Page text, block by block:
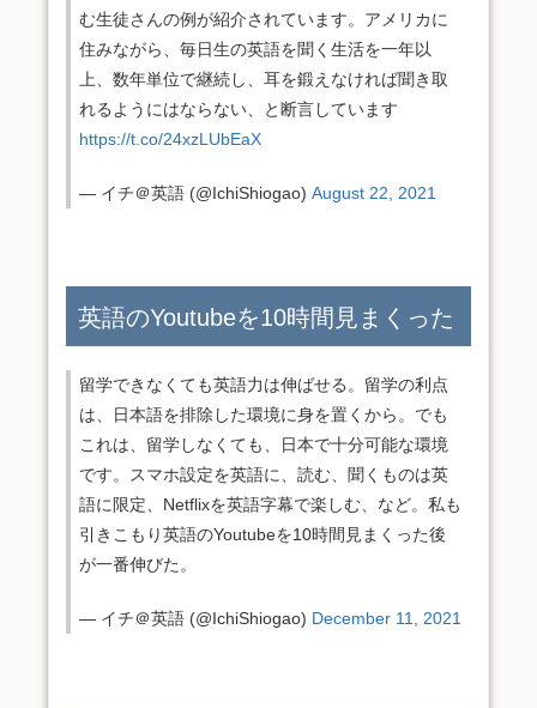
む生徒さんの例が紹介されています。アメリカに
住みながら、毎日生の英語を聞く生活を一年以
上、数年単位で継続し、耳を鍛えなければ聞き取
れるようにはならない、と断言しています
https://t.co/24xzLUbEaX
— イチ＠英語 (@IchiShiogao)August 22, 2021
英語のYoutubeを10時間見まくった
留学できなくても英語力は伸ばせる。留学の利点
は、日本語を排除した環境に身を置くから。でも
これは、留学しなくても、日本で十分可能な環境
です。スマホ設定を英語に、読む、聞くものは英
語に限定、Netflixを英語字幕で楽しむ、など。私も
引きこもり英語のYoutubeを10時間見まくった後
が一番伸びた。
— イチ＠英語 (@IchiShiogao) December 11, 2021